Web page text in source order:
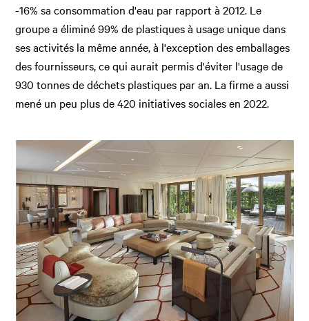
-16% sa consommation d'eau par rapport à 2012. Le
groupe a éliminé 99% de plastiques à usage unique dans
ses activités la même année, à l'exception des emballages
des fournisseurs, ce qui aurait permis d'éviter l'usage de
930 tonnes de déchets plastiques par an. La firme a aussi
mené un peu plus de 420 initiatives sociales en 2022.